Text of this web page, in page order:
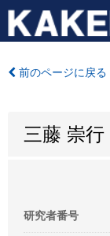
前のページに戻る
三藤 崇行
研究者番号